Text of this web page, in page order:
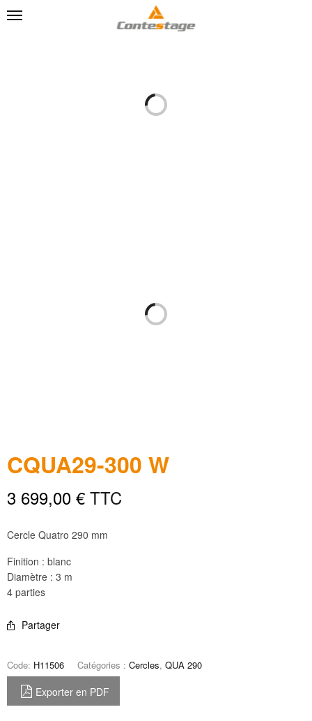
CQUA29-300 W
3 699,00 € TTC
Cercle Quatro 290 mm
Finition : blanc
Diamètre : 3 m
4 parties
Partager
Code: H11506 Catégories : Cercles, QUA 290
Exporter en PDF